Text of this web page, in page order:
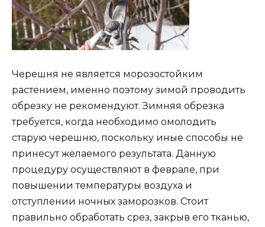
Черешня не является морозостойким
растением, именно поэтому зимой проводить
обрезку не рекомендуют. Зимняя обрезка
требуется, когда необходимо омолодить
старую черешню, поскольку иные способы не
принесут желаемого результата. Данную
процедуру осуществляют в феврале, при
повышении температуры воздуха и
отступлении ночных заморозков. Стоит
правильно обработать срез, закрыв его тканью,